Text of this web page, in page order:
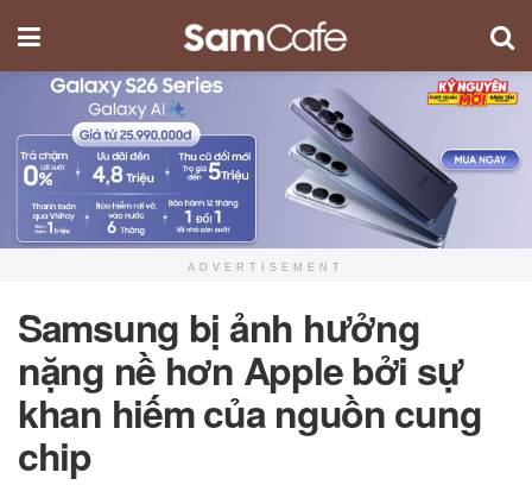
ADVERTISEMENT
Samsung bị ảnh hưởng
nặng nề hơn Apple bởi sự
khan hiếm của nguồn cung
chip